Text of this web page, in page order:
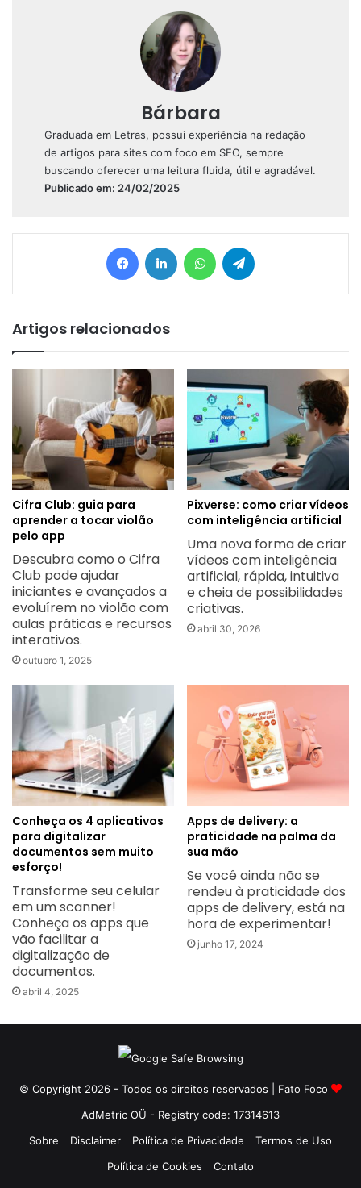
Bárbara
Graduada em Letras, possui experiência na redação
de artigos para sites com foco em SEO, sempre
buscando oferecer uma leitura fluida, útil e agradável.
Publicado em: 24/02/2025
FacebookLinkedin WhatsApp
Artigos relacionados
Cifra Club: guia para
aprender a tocar violão
pelo app
Descubra como o Cifra
Club pode ajudar
iniciantes e avançados a
evoluírem no violão com
aulas práticas e recursos
interativos.
outubro 1, 2025
Pixverse: como criar vídeos
com inteligência artificial
Uma nova forma de criar
vídeos com inteligência
artificial, rápida, intuitiva
e cheia de possibilidades
criativas.
abril 30, 2026
Conheça os 4 aplicativos
para digitalizar
documentos sem muito
esforço!
Transforme seu celular
em um scanner!
Conheça os apps que
vão facilitar a
digitalização de
documentos.
abril 4, 2025
Apps de delivery: a
praticidade na palma da
sua mão
Se você ainda não se
rendeu à praticidade dos
apps de delivery, está na
hora de experimentar!
junho 17, 2024
© Copyright 2026 - Todos os direitos reservados | Fato Foco
AdMetric OÜ - Registry code: 17314613
Sobre
Disclaimer Política de Privacidade
Termos de Uso
Política de Cookies
Contato